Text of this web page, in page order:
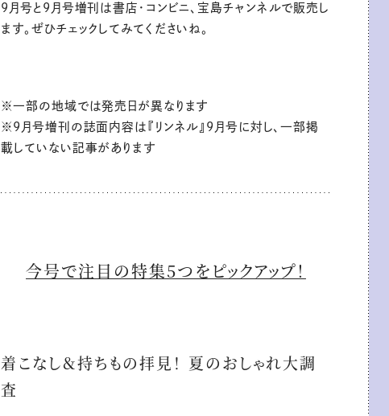
9月号と9月号増刊は書店・コンビニ、 宝島チャンネルで販売し
ます。 ぜひチェックしてみてくださいね。
※一部の地域では発売日が異なります
※9月号増刊の誌面内容は『リンネル』9月号に対し、一部掲
載していない記事があります
今号で注目の特集5つをピックアップ！
着こなし＆持ちもの拝見！ 夏のおしゃれ大調
査